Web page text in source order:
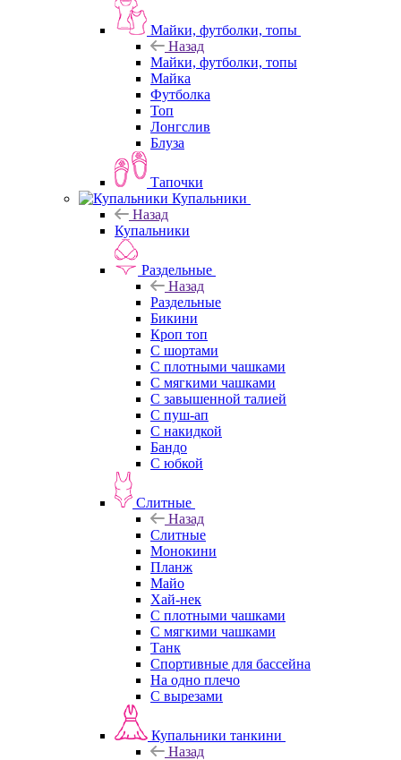
Майки, футболки, топы
Назад
Майки, футболки, топы
Майка
Футболка
Топ
Лонгслив
Блуза
Тапочки
Купальники
Назад
Купальники
Раздельные
Назад
Раздельные
Бикини
Кроп топ
С шортами
С плотными чашками
С мягкими чашками
С завышенной талией
С пуш-ап
С накидкой
Бандо
С юбкой
Слитные
Назад
Слитные
Монокини
Планж
Майо
Хай-нек
С плотными чашками
С мягкими чашками
Танк
Спортивные для бассейна
На одно плечо
С вырезами
Купальники танкини
Назад